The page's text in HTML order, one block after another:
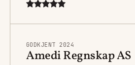
GODKJENT 2024
Amedi Regnskap AS